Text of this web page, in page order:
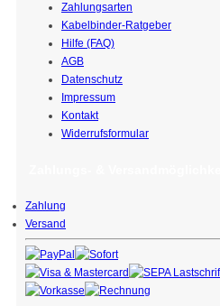
Zahlungsarten
Kabelbinder-Ratgeber
Hilfe (FAQ)
AGB
Datenschutz
Impressum
Kontakt
Widerrufsformular
Zahlung
Versand